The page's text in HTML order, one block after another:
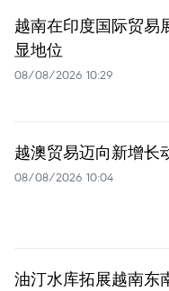
越南在印度国际贸易
显地位
08/08/2026 10:29
越澳贸易迈向新增长
08/08/2026 10:04
油汀水库拓展越南东